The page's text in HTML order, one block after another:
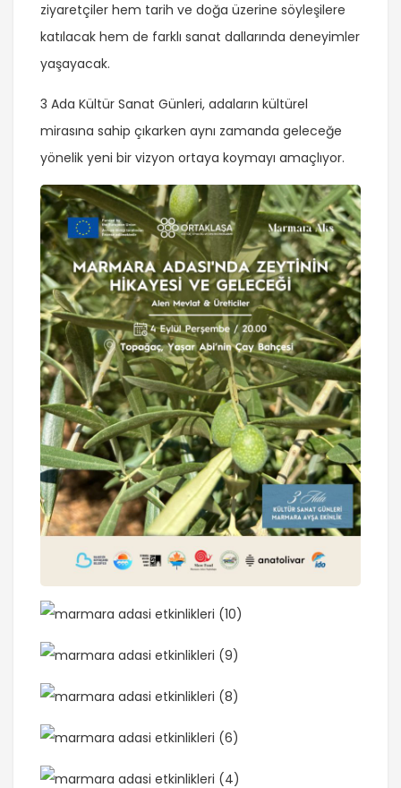
ziyaretçiler hem tarih ve doğa üzerine söyleşilere
katılacak hem de farklı sanat dallarında deneyimler
yaşayacak.
3 Ada Kültür Sanat Günleri, adaların kültürel
mirasına sahip çıkarken aynı zamanda geleceğe
yönelik yeni bir vizyon ortaya koymayı amaçlıyor.